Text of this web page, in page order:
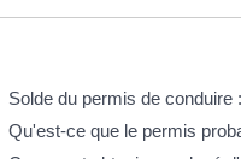
Solde du permis de
Qu'est-ce que le permis